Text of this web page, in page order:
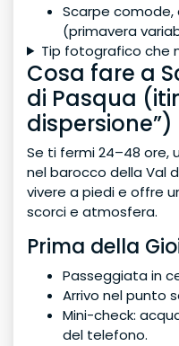
Scarpe
(primavera
Tip fotografico che
Cosa fare a
di Pasqua
dispersione”)
Se ti fermi 24–48 ore,
nel barocco della Val
vivere a piedi e offre
scorci e atmosfera.
Prima della
Passeggiata in
Arrivo nel punto
Mini-check:
del telefono.